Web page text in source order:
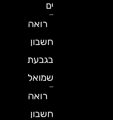
רואה
חשבון
בגבעת
שמואל
רואה
חשבון